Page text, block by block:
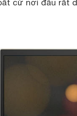
cứ nơi đâu rất